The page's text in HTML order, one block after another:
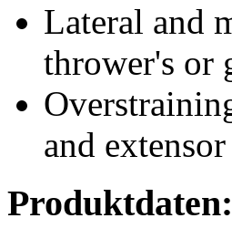
Lateral and
thrower's or
and
Produktdaten: